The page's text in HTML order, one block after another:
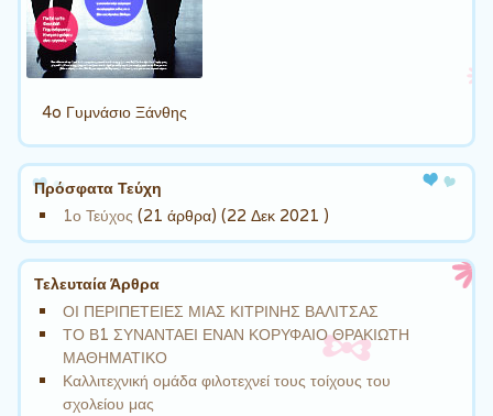
4o Γυμνάσιο Ξάνθης
Πρόσφατα Τεύχη
1ο Τεύχος (21 άρθρα) (22 Δεκ 2021 )
Τελευταία Άρθρα
ΟΙ ΠΕΡΙΠΕΤΕΙΕΣ ΜΙΑΣ ΚΙΤΡΙΝΗΣ ΒΑΛΙΤΣΑΣ
ΤΟ Β1 ΣΥΝΑΝΤΑΕΙ ΕΝΑΝ ΚΟΡΥΦΑΙΟ ΘΡΑΚΙΩΤΗ
ΜΑΘΗΜΑΤΙΚΟ
Καλλιτεχνική ομάδα φιλοτεχνεί τους τοίχους του
σχολείου μας